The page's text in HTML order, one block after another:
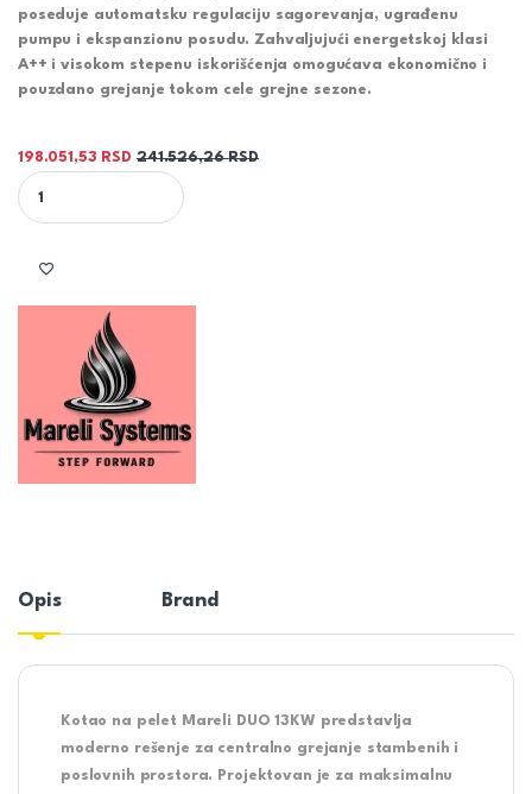
poseduje automatsku regulaciju sagorevanja, ugrađenu
pumpu i ekspanzionu posudu. Zahvaljujući energetskoj klasi
A++ i visokom stepenu iskorišćenja omogućava ekonomično i
pouzdano grejanje tokom cele grejne sezone.
198.051,53 RSD 241.526,26RSD
KOTAO NA PELET DUO 13KW - MARELI | Kotao za centralno
Opis Brand
Kotao na pelet Mareli DUO 13KW predstavlja
moderno rešenje za centralno grejanje stambenih i
poslovnih prostora. Projektovan je za maksimalnu